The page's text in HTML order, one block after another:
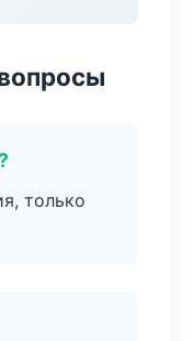
только